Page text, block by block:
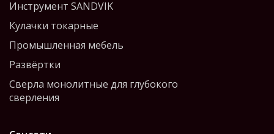
Инструмент SANDVIK
Кулачки токарные
Промышленная мебель
Развёртки
Сверла монолитные для глубокого
сверления